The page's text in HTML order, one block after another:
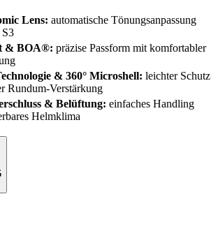
Lens: automatische Tönungsanpassung
& BOA®: präzise Passform mit komfortabler
& 360° Microshell: leichter Schutz
Rundum-Verstärkung
& Belüftung: einfaches Handling
Helmklima